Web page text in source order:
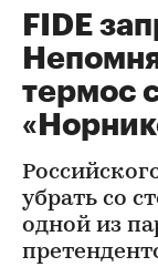
FIDE
термос
убрать со
одной из